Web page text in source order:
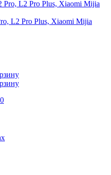
L2 Pro Plus, Xiaomi Mijia
0